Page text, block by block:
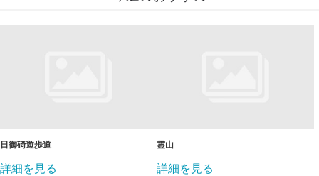
日御碕遊歩道
詳細を見る
霊山
詳細を見る